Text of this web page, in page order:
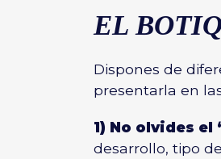
EL
Dispones de
presentarla en
1) No olvides el
desarrollo, tipo